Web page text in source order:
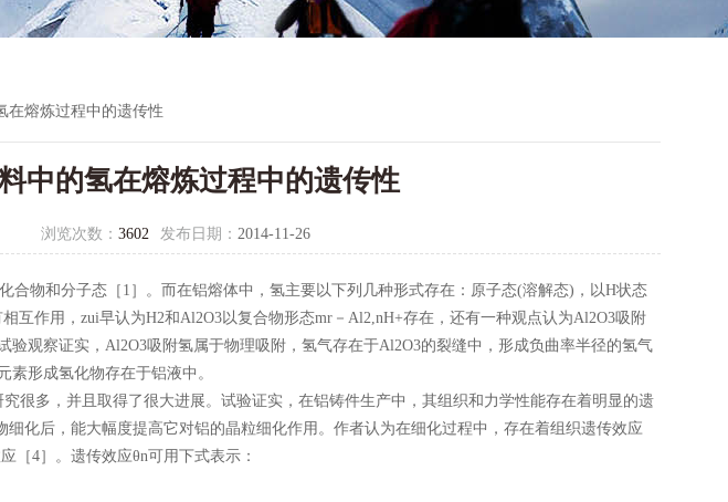
在熔炼过程中的遗传性
中的氢在熔炼过程中的遗传性
浏览次数： 3602 发布日期： 2014-11-26
物和分子态［1］。而在铝熔体中，氢主要以下列几种形式存在：原子态(溶解态)，以H状态
互作用，zui早认为H2和Al2O3以复合物形态mr－Al2,nH+存在，还有一种观点认为Al2O3吸附
验观察证实，Al2O3吸附氢属于物理吸附，氢气存在于Al2O3的裂缝中，形成负曲率半径的氢气
素形成氢化物存在于铝液中。
多，并且取得了很大进展。试验证实，在铝铸件生产中，其组织和力学性能存在着明显的遗
化后，能大幅度提高它对铝的晶粒细化作用。作者认为在细化过程中，存在着组织遗传效应
［4］。遗传效应θn可用下式表示：